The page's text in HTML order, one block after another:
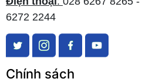
6272 2244
Chính sách